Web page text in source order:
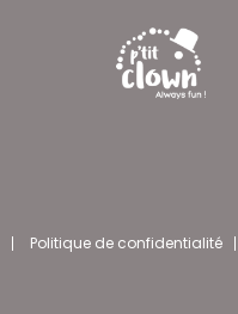
Politique de confidentialité